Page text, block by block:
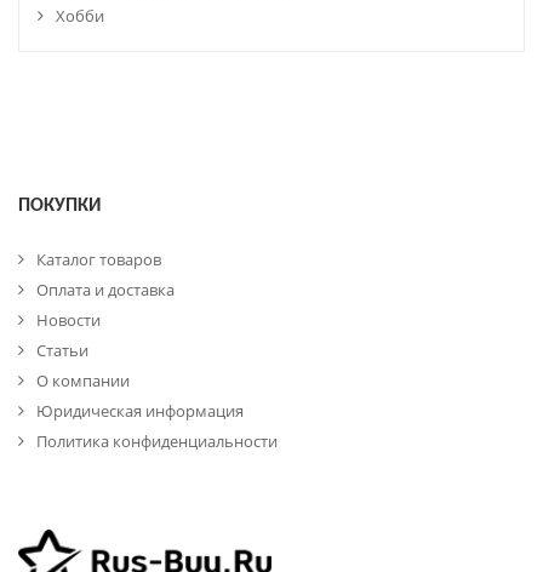
Хобби
ПОКУПКИ
Каталог товаров
Оплата и доставка
Новости
Статьи
О компании
Юридическая информация
Политика конфиденциальности